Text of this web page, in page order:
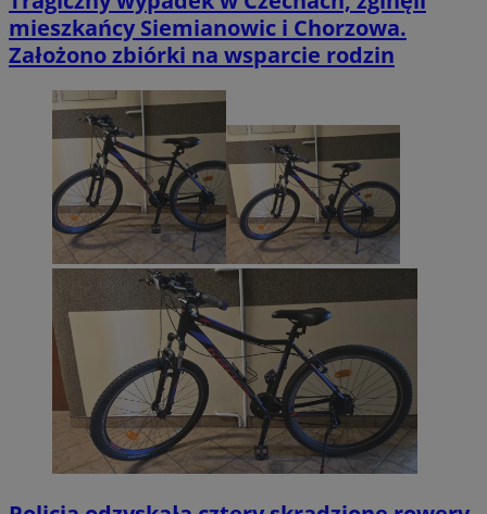
mieszkańcy Siemianowic i Chorzowa.
Założono zbiórki na wsparcie rodzin